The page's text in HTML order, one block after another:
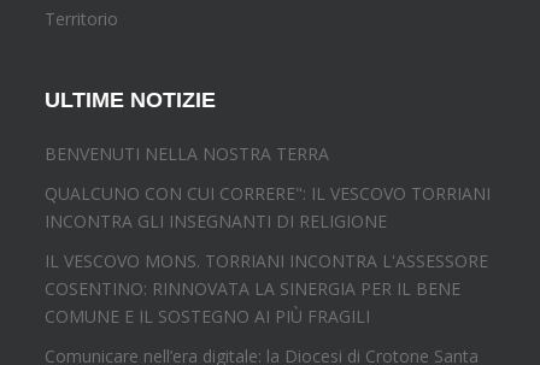
Territorio
ULTIME NOTIZIE
BENVENUTI NELLA NOSTRA TERRA
QUALCUNO CON CUI CORRERE": IL VESCOVO TORRIANI
INCONTRA GLI INSEGNANTI DI RELIGIONE
IL VESCOVO MONS. TORRIANI INCONTRA L'ASSESSORE
COSENTINO: RINNOVATA LA SINERGIA PER IL BENE
COMUNE E IL SOSTEGNO AI PIÙ FRAGILI
Comunicare nell’era digitale: la Diocesi di Crotone Santa